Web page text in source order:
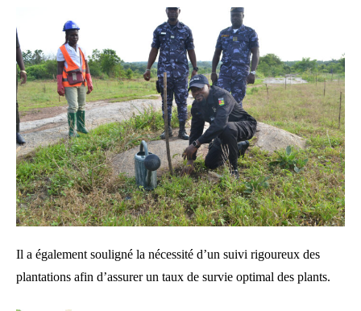
Il a également souligné la nécessité d’un suivi rigoureux des
plantations afin d’assurer un taux de survie optimal des plants.